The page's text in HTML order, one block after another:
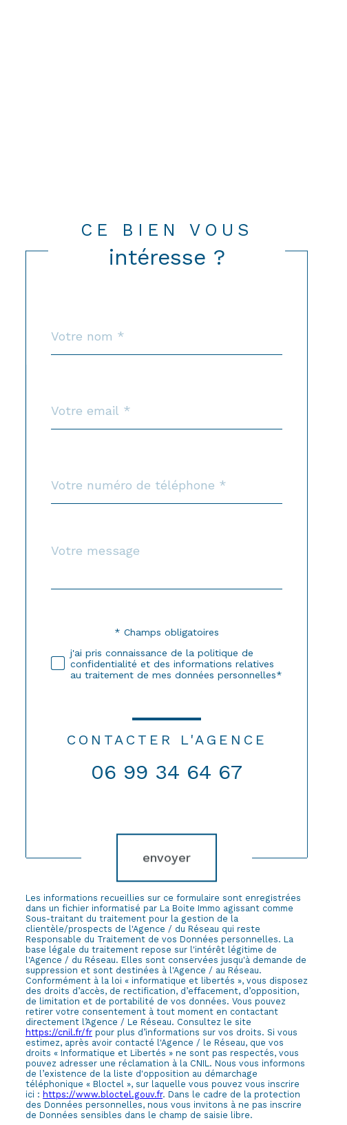
CE BIEN VOUS
intéresse ?
par
*
*
*
Fieldset
défaut
Message
*
Validation* Champs obligatoires
j'ai pris connaissance de la politique de
confidentialité et des informations relatives
au traitement de mes données personnelles*
CONTACTER L'AGENCE
06 99 34 64 67
envoyer
Les informations recueillies sur ce formulaire sont enregistrées
dans un fichier informatisé par La Boite Immo agissant comme
Sous-traitant du traitement pour la gestion de la
clientèle/prospects de l'Agence / du Réseau qui reste
Responsable du Traitement de vos Données personnelles. La
base légale du traitement repose sur l'intérêt légitime de
l'Agence / du Réseau. Elles sont conservées jusqu'à demande de
suppression et sont destinées à l'Agence / au Réseau.
Conformément à la loi « informatique et libertés », vous disposez
des droits d’accès, de rectification, d’effacement, d’opposition,
de limitation et de portabilité de vos données. Vous pouvez
retirer votre consentement à tout moment en contactant
directement l’Agence / Le Réseau. Consultez le site
https://cnil.fr/fr pour plus d’informations sur vos droits. Si vous
estimez, après avoir contacté l'Agence / le Réseau, que vos
droits « Informatique et Libertés » ne sont pas respectés, vous
pouvez adresser une réclamation à la CNIL. Nous vous informons
de l’existence de la liste d'opposition au démarchage
téléphonique « Bloctel », sur laquelle vous pouvez vous inscrire
ici : https://www.bloctel.gouv.fr. Dans le cadre de la protection
des Données personnelles, nous vous invitons à ne pas inscrire
de Données sensibles dans le champ de saisie libre.